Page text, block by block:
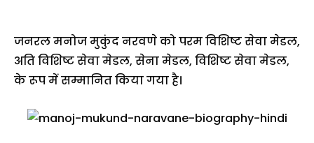
जनरल मनोज मुकुंद नरवणे को परम विशिष्ट सेवा मेडल,
अति विशिष्ट सेवा मेडल, सेना मेडल, विशिष्ट सेवा मेडल,
के रूप में सम्मानित किया गया है।